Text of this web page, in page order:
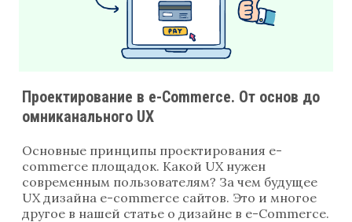
Проектирование в e-Commerce. От основ до
омниканального UX
Основные принципы проектирования e-
commerce площадок. Какой UX нужен
современным пользователям? За чем будущее
UX дизайна e-commerce сайтов. Это и многое
другое в нашей статье о дизайне в e-Commerce.